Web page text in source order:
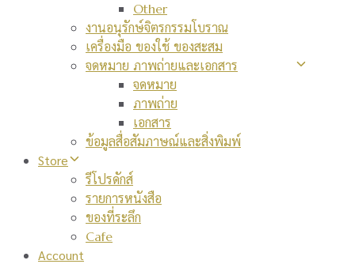
Other
งานอนุรักษ์จิตรกรรมโบราณ
เครื่องมือ ของใช้ ของสะสม
จดหมาย ภาพถ่ายและเอกสาร
จดหมาย
ภาพถ่าย
เอกสาร
ข้อมูลสื่อสัมภาษณ์และสิ่งพิมพ์
Store
รีโปรดักส์
รายการหนังสือ
ของที่ระลึก
Cafe
Account